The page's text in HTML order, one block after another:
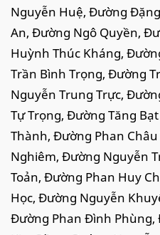
Nguyễn Huệ, Đường
An, Đường Ngô Quyền,
Huỳnh Thúc Kháng,
Trần Bình Trọng, Đường
Nguyễn Trung Trực,
Tự Trọng, Đường Tăng
Thành, Đường Phan
Nghiêm, Đường Nguyễn
Toản, Đường Phan Huy
Học, Đường Nguyễn
Đường Phan Đình Phùng,